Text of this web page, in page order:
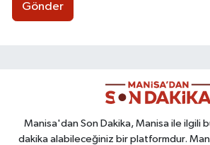
Gönder
Manisa'dan Son Dakika, Manisa ile ilgili
dakika alabileceğiniz bir platformdur.